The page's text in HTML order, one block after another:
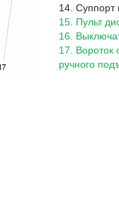
14. Суппорт
15. Пульт
16.
17. Вороток
ручного